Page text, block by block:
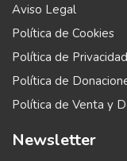
Aviso Legal
Política de Cookies
Política de Privacidad
Política de
Política de Venta y
Newsletter